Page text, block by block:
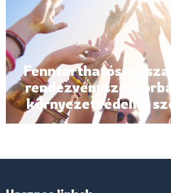
Fenntarthatósági
környezetvédelmi